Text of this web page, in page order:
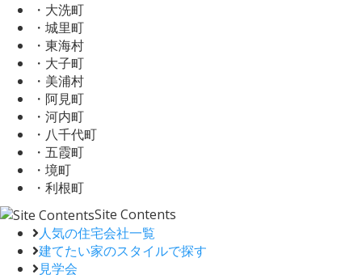
・大洗町
・城里町
・東海村
・大子町
・美浦村
・阿見町
・河内町
・八千代町
・五霞町
・境町
・利根町
Site Contents
人気の住宅会社一覧
建てたい家のスタイルで探す
見学会